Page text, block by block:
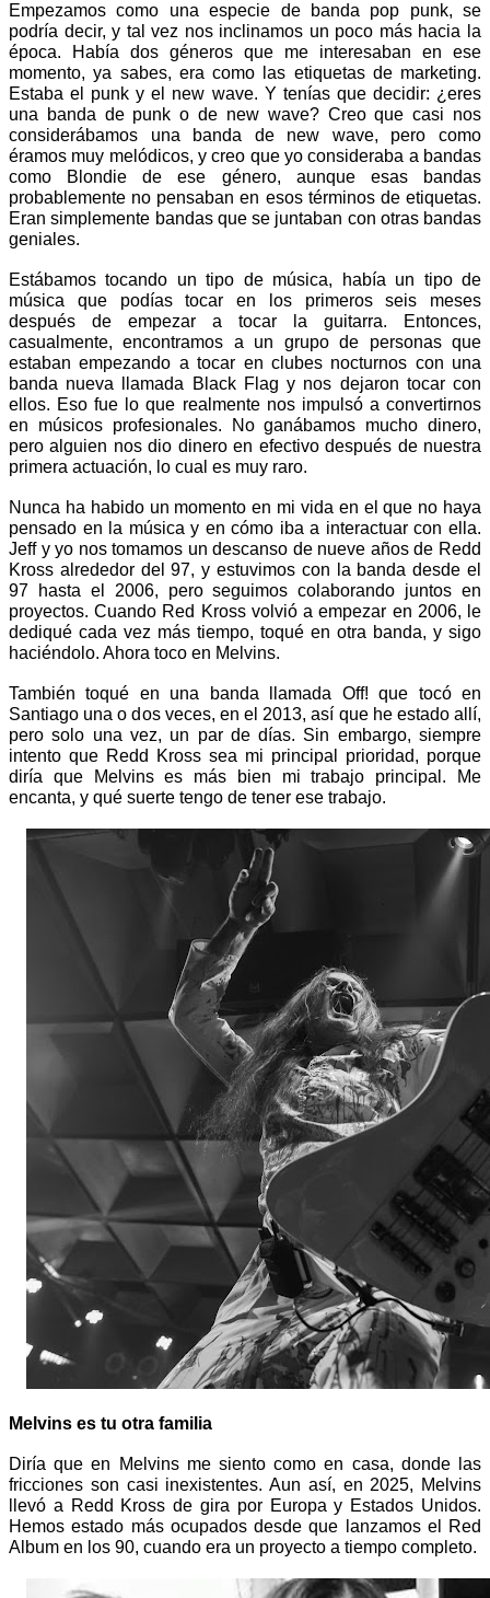
Empezamos como una especie de banda pop punk, se
podría decir, y tal vez nos inclinamos un poco más hacia la
época. Había dos géneros que me interesaban en ese
momento, ya sabes, era como las etiquetas de marketing.
Estaba el punk y el new wave. Y tenías que decidir: ¿eres
una banda de punk o de new wave? Creo que casi nos
considerábamos una banda de new wave, pero como
éramos muy melódicos, y creo que yo consideraba a bandas
como Blondie de ese género, aunque esas bandas
probablemente no pensaban en esos términos de etiquetas.
Eran simplemente bandas que se juntaban con otras bandas
geniales.
Estábamos tocando un tipo de música, había un tipo de
música que podías tocar en los primeros seis meses
después de empezar a tocar la guitarra. Entonces,
casualmente, encontramos a un grupo de personas que
estaban empezando a tocar en clubes nocturnos con una
banda nueva llamada Black Flag y nos dejaron tocar con
ellos. Eso fue lo que realmente nos impulsó a convertirnos
en músicos profesionales. No ganábamos mucho dinero,
pero alguien nos dio dinero en efectivo después de nuestra
primera actuación, lo cual es muy raro.
Nunca ha habido un momento en mi vida en el que no haya
pensado en la música y en cómo iba a interactuar con ella.
Jeff y yo nos tomamos un descanso de nueve años de Redd
Kross alrededor del 97, y estuvimos con la banda desde el
97 hasta el 2006, pero seguimos colaborando juntos en
proyectos. Cuando Red Kross volvió a empezar en 2006, le
dediqué cada vez más tiempo, toqué en otra banda, y sigo
haciéndolo. Ahora toco en Melvins.
También toqué en una banda llamada Off! que tocó en
Santiago una o dos veces, en el 2013, así que he estado allí,
pero solo una vez, un par de días. Sin embargo, siempre
intento que Redd Kross sea mi principal prioridad, porque
diría que Melvins es más bien mi trabajo principal. Me
encanta, y qué suerte tengo de tener ese trabajo.
Melvins es tu otra familia
Diría que en Melvins me siento como en casa, donde las
fricciones son casi inexistentes. Aun así, en 2025, Melvins
llevó a Redd Kross de gira por Europa y Estados Unidos.
Hemos estado más ocupados desde que lanzamos el Red
Album en los 90, cuando era un proyecto a tiempo completo.